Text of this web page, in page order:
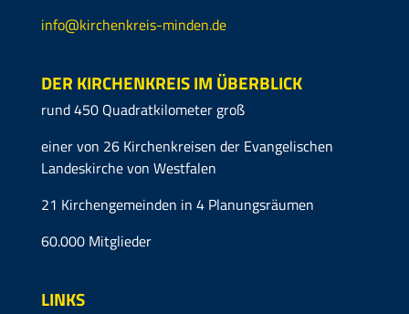
info@kirchenkreis-minden.de
DER KIRCHENKREIS IM ÜBERBLICK
rund 450 Quadratkilometer groß
einer von 26 Kirchenkreisen der Evangelischen
Landeskirche von Westfalen
21 Kirchengemeinden in 4 Planungsräumen
60.000 Mitglieder
LINKS